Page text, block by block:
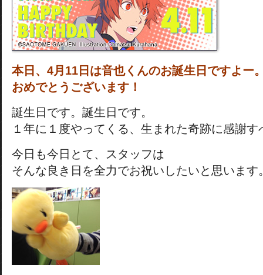
本日、4月11日は音也くんのお誕生日ですよー
おめでとうございます！
誕生日です。誕生日です。
１年に１度やってくる、生まれた奇跡に感謝す
今日も今日とて、スタッフは
そんな良き日を全力でお祝いしたいと思います